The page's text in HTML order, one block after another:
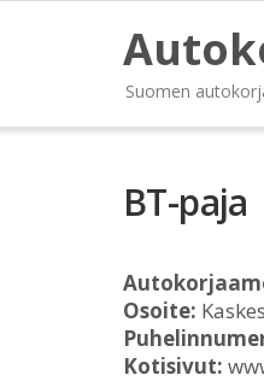
Suomen
BT-paja
Osoite:
Kotisivut: